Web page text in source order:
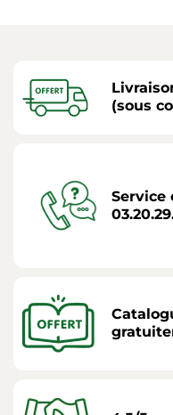
(sous
Service